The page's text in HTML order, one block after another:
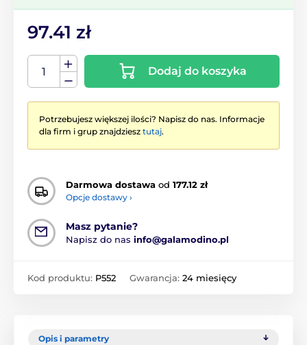
97.41 zł
Dodaj do koszyka
Potrzebujesz większej ilości? Napisz do nas. Informacje
dla firm i grup znajdziesz tutaj.
Darmowa dostawa od 177.12 zł
Opcje dostawy ›
Masz pytanie?
Napisz do nas info@galamodino.pl
Kod produktu: P552 Gwarancja: 24 miesięcy
Opis i parametry